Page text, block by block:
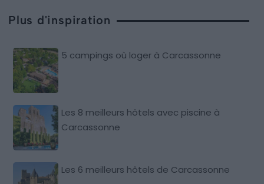
Plus d'inspiration
5 campings où loger à Carcassonne
Les 8 meilleurs hôtels avec piscine à
Carcassonne
Les 6 meilleurs hôtels de Carcassonne